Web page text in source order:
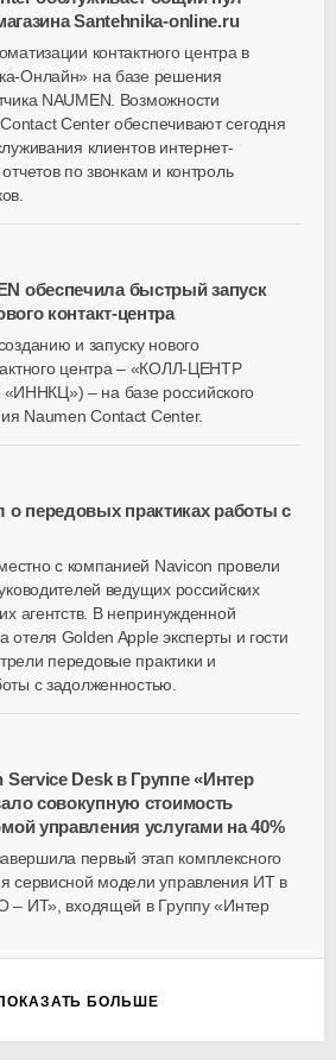
Santehnika-online.ru
контактного центра в
Онлайн» на базе решения
NAUMEN. Возможности
Center обеспечивают сегодня
клиентов интернет-
по звонкам и контроль
обеспечила быстрый запуск
контакт-центра
и запуску нового
центра – «КОЛЛ-ЦЕНТР
– на базе российского
Naumen Contact Center.
о передовых практиках работы с
с компанией Navicon провели
ведущих российских
агентств. В непринужденной
отеля Golden Apple эксперты и гости
передовые практики и
с задолженностью.
Desk в Группе «Интер
совокупную стоимость
управления услугами на 40%
первый этап комплексного
сервисной модели управления ИТ в
– ИТ», входящей в Группу «Интер
БОЛЬШЕ